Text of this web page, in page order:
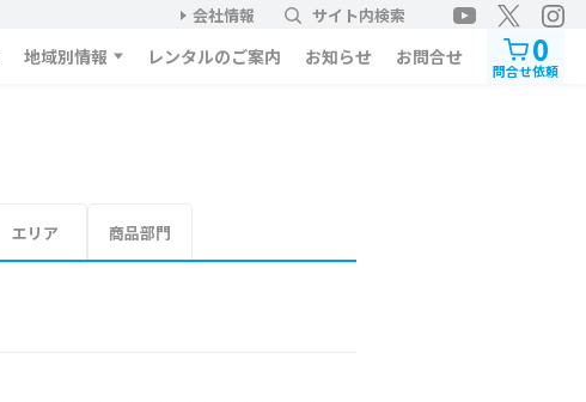
会社情報 サイト内検索
地域別情報 レンタルのご案内 お知らせ お問合せ 0
問合せ依頼
エリア 商品部門